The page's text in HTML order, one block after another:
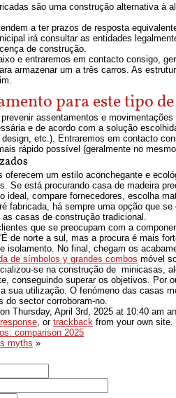
são uma construção alternativa à
a ter prazos de resposta
irá consultar as entidades
de construção.
e entraremos em contacto consigo,
armazenar um a três carros. As
para este tipo
assentamentos e
e de acordo com a solução
etc.). Entraremos em contacto
rápido possível (geralmente no
oferecem um estilo aconchegante e
Se está procurando casa de madeira
ideal, compare fornecedores, escolha
fabricada, há sempre uma opção que
casas de construção tradicional.
que se preocupam com a
de norte a sul, mas a procura é mais
isolamento. No final, chegam os
de símbolos y grandes combos móvel
se na construção de minicasas,
conseguindo superar os objetivos.
sua utilização. O fenómeno das casas
do sector corroboram-no.
Thursday, April 3rd, 2025 at 10:40 am
, or trackback from your own site.
comparison 2025
myths »